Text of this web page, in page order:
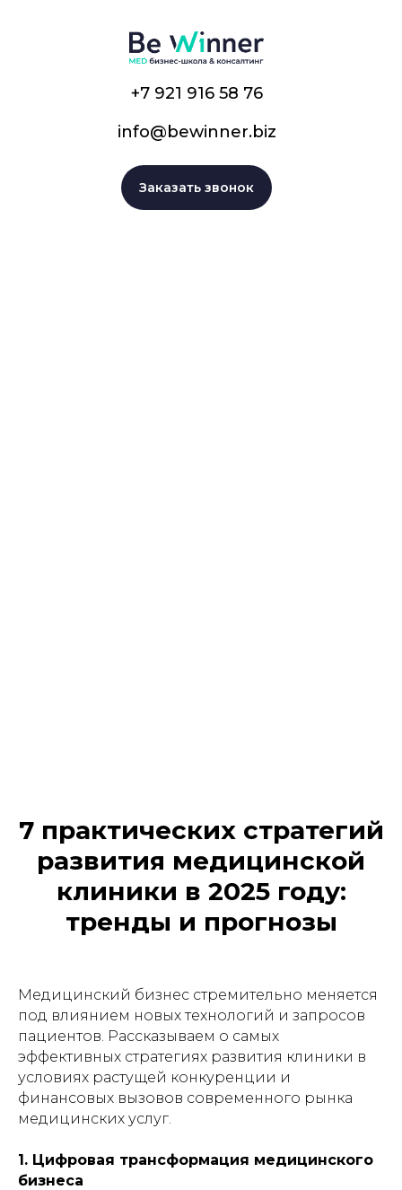
+7 921 916 58 76
info@bewinner.biz
Заказать звонок
7 практических стратегий
развития медицинской
клиники в 2025 году:
тренды и прогнозы
Медицинский бизнес стремительно меняется
под влиянием новых технологий и запросов
пациентов. Рассказываем о самых
эффективных стратегиях развития клиники в
условиях растущей конкуренции и
финансовых вызовов современного рынка
медицинских услуг.
1. Цифровая трансформация медицинского
бизнеса